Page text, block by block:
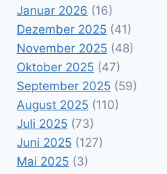
Januar 2026 (16)
Dezember 2025 (41)
November 2025 (48)
Oktober 2025 (47)
September 2025 (59)
August 2025 (110)
Juli 2025 (73)
Juni 2025 (127)
Mai 2025 (3)